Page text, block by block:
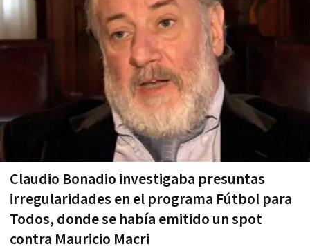
Claudio Bonadio investigaba presuntas
irregularidades en el programa Fútbol para
Todos, donde se había emitido un spot
contra Mauricio Macri